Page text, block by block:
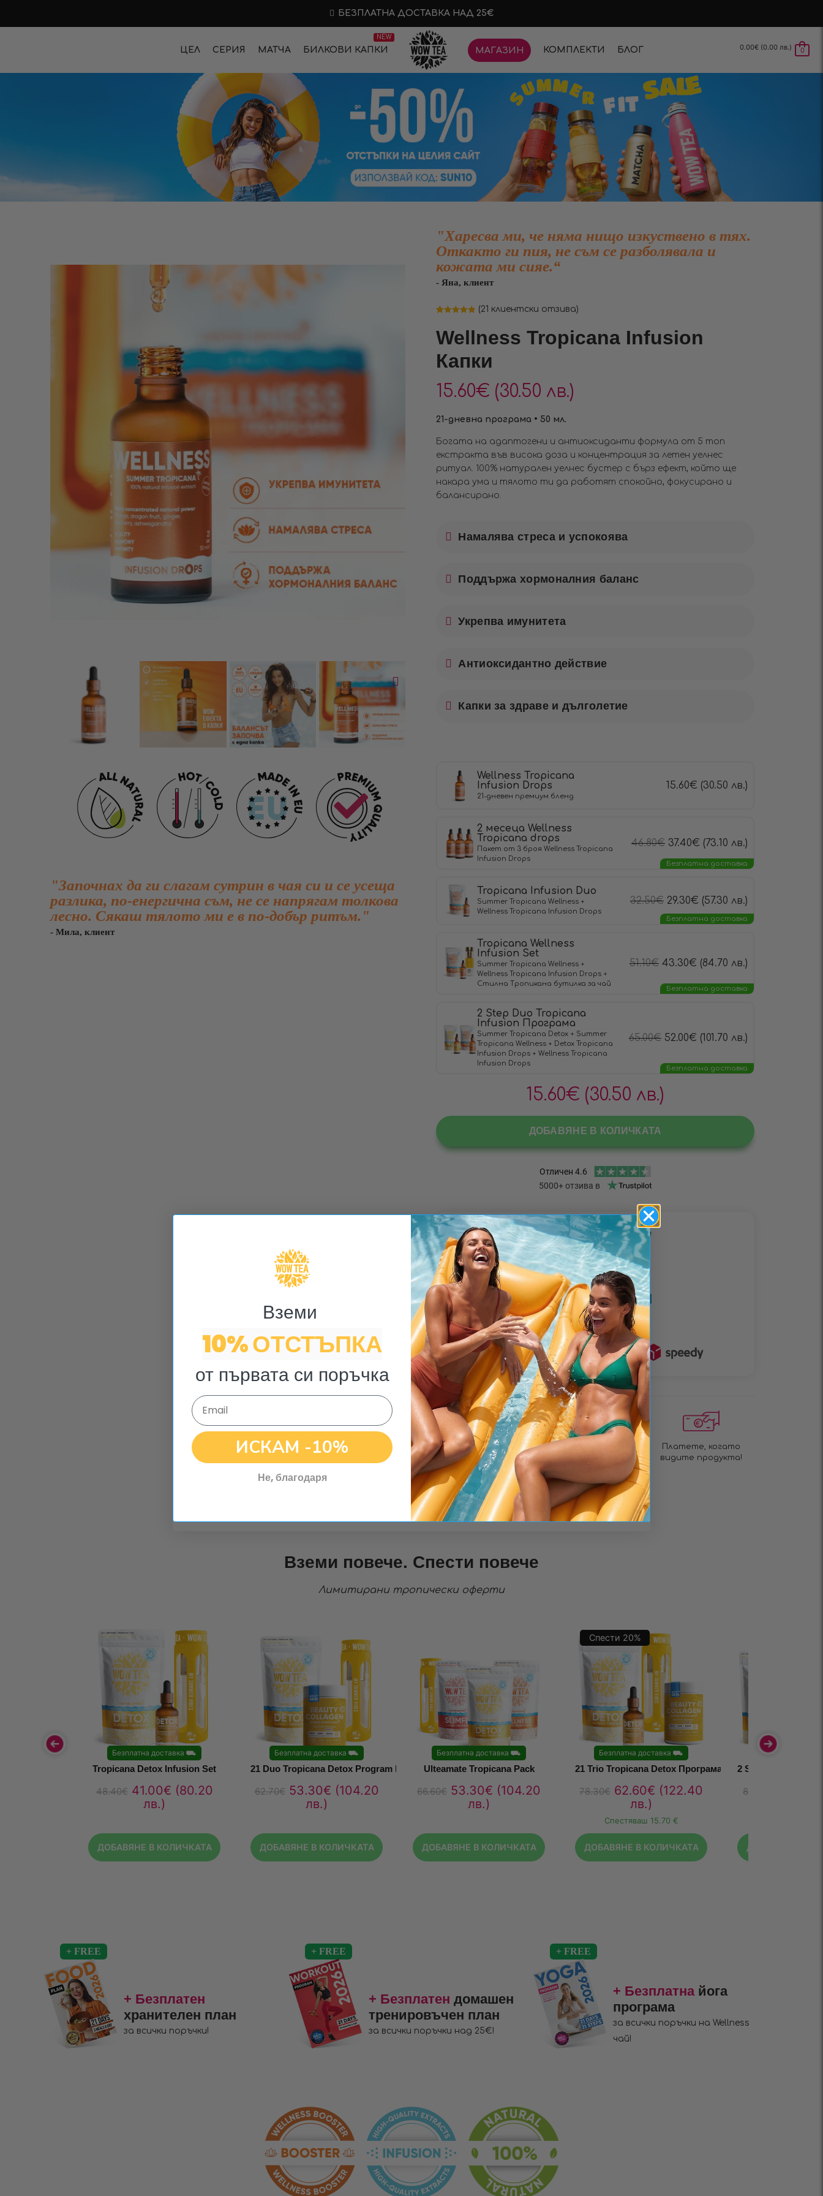
БЕЗПЛАТНА ДОСТАВКА НАД 25€
ЦЕЛ СЕРИЯ МАТЧА
NEW
БИЛКОВИ КАПКИ МАГАЗИН КОМПЛЕКТИ БЛОГ 0.00€ (0.00 лв.) 0
"Започнах да ги слагам сутрин в чая си и се усеща
разлика, по-енергична съм, не се напрягам толкова
лесно. Сякаш тялото ми е в по-добър ритъм."
- Мила, клиент
"Харесва ми, че няма нищо изкуствено в тях.
Откакто ги пия, не съм се разболявала и
кожата ми сияе.“
- Яна, клиент
базирано на
потребителски
(21 клиентски отзива)
Wellness Tropicana Infusiоn
Капки
15.60€ (30.50 лв.)
21-дневна програма • 50 мл.
Богата на адаптогени и антиоксиданти формула от 5 топ
екстракта във висока доза и концентрация за летен уелнес
ритуал. 100% натурален уелнес бустер с бърз ефект, който ще
накара ума и тялото ти да работят спокойно, фокусирано и
балансирано.
Намалява стреса и успокоява
Поддържа хормоналния баланс
Укрепва имунитета
Антиоксидантно действие
Капки за здраве и дълголетие
Wellness Tropicana
Infusiоn Drops
21-дневен премиум бленд
15.60€ (30.50 лв.)
2 месеца Wellness
Tropicana drops
Пакет от 3 броя Wellness Tropicana
Infusiоn Drops
46.80€ 37.40€ (73.10 лв.)
Безплатна доставка
Tropicana Infusion Duo
Summer Tropicana Wellness +
Wellness Tropicana Infusiоn Drops
32.50€ 29.30€ (57.30 лв.)
Безплатна доставка
Tropicana Wellness
Infusion Set
Summer Tropicana Wellness +
Wellness Tropicana Infusiоn Drops +
Стилна Тропикана бутилка за чай
51.10€ 43.30€ (84.70 лв.)
Безплатна доставка
2 Step Duo Tropicana
Infusion Програма
Summer Tropicana Detox + Summer
Tropicana Wellness + Detox Tropicana
Infusiоn Drops + Wellness Tropicana
Infusiоn Drops
65.00€ 52.00€ (101.70 лв.)
Безплатна доставка
15.60€ (30.50 лв.)
ДОБАВЯНЕ В КОЛИЧКАТА
Методи за разплащане
• Наложен платеж •
• Плащане с карта •
Доставчици
Безплатна
доставка за
поръчки над 25€
Бърза доставка за 1
до 3 дни!
Платете, когато
видите продукта!
Вземи повече. Спести повече
Лимитирани тропически оферти
Безплатна доставка ⛟
Tropicana Detox Infusion Set
48.40€ 41.00€ (80.20
лв.)
ДОБАВЯНЕ В КОЛИЧКАТА
Безплатна доставка ⛟
21 Duo Tropicana Detox Program Plus
62.70€ 53.30€ (104.20
лв.)
ДОБАВЯНЕ В КОЛИЧКАТА
Безплатна доставка ⛟
Ulteamate Tropicana Pack
66.60€ 53.30€ (104.20
лв.)
ДОБАВЯНЕ В КОЛИЧКАТА
Спести 20%
Безплатна доставка ⛟
21 Trio Tropicana Detox Програма Plus
78.30€ 62.60€ (122.40
лв.)
Спестяваш 15.70 €
ДОБАВЯНЕ В КОЛИЧКАТА
Безплатна
2 Step Duo
80.90
ДОБАВЯНЕ В
+ Безплатен
хранителен план
за всички поръчки!
+ Безплатен домашен
тренировъчен план
за всички поръчки над 25€!
+ Безплатнайога
програма
за всички поръчки на Wellness
чай!
Вземи ​
10% ОТСТЪПКА
от първата си поръчка
Email
ИСКАМ -10%
Не, благодаря